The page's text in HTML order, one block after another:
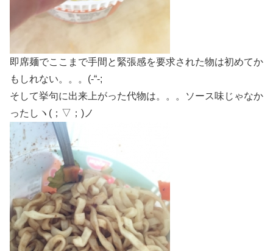
即席麺でここまで手間と緊張感を要求された物は初めてか
もしれない。。。(-“-;
そして挙句に出来上がった代物は。。。ソース味じゃなか
ったしヽ(；▽；)ノ